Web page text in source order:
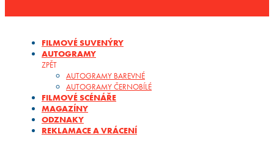
FILMOVÉ SUVENÝRY
AUTOGRAMY
ZPĚT
AUTOGRAMY BAREVNÉ
AUTOGRAMY ČERNOBÍLÉ
FILMOVÉ SCÉNÁŘE
MAGAZÍNY
ODZNAKY
REKLAMACE A VRÁCENÍ